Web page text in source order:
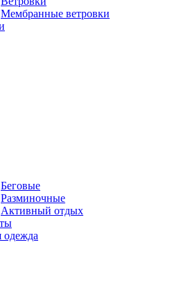
Мембранные ветровки
Беговые
Разминочные
Активный отдых
одежда